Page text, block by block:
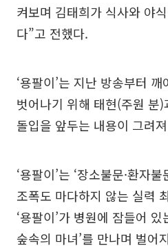
켜보며 김태희가 식사와 야
다”고 전했다.
‘용팔이’는 지난 방송부터
벗어나기 위해 태현(주원 분
돌입을 앞두는 내용이 그려
‘용팔이’는 ‘장소불문·환자
조폭도 마다하지 않는 실력
‘용팔이’가 병원에 잠들어
숲속의 마녀’를 만나며 벌어